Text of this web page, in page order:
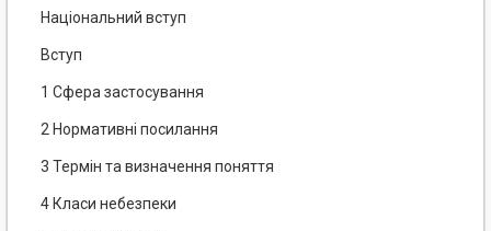
Національний вступ
Вступ
1 Сфера застосування
2 Нормативні посилання
3 Термін та визначення поняття
4 Класи небезпеки